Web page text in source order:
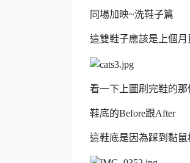
同場加映~洗鞋子篇
這雙鞋子應該是上個
看一下上圖刷完鞋的
鞋底的Before跟After
這鞋底是因為踩到黏